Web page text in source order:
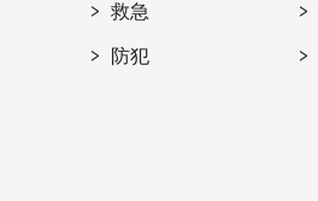
救急
防犯